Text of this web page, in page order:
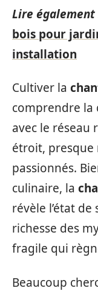
Lire également
bois pour
installation
Cultiver la
comprendre la
avec le réseau
étroit,
passionnés.
culinaire, la
révèle l’état
richesse des
fragile qui
Beaucoup